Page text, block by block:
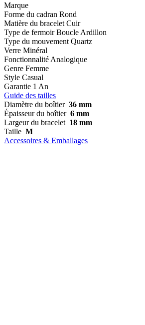
Marque
Forme du cadran Rond
Matière du bracelet Cuir
Type de fermoir Boucle Ardillon
Type du mouvement Quartz
Verre Minéral
Fonctionnalité Analogique
Genre Femme
Style Casual
Garantie 1 An
Guide des tailles
Diamètre du boîtier 36 mm
Épaisseur du boîtier 6 mm
Largeur du bracelet 18 mm
Taille M
Accessoires & Emballages